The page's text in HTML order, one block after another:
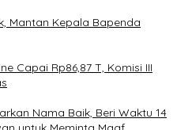
Mantan Kepala Bapenda
Capai Rp86,87 T, Komisi III
Nama Baik, Beri Waktu 14